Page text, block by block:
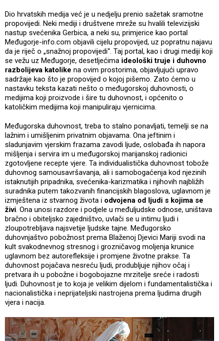
Dio hrvatskih medija već je u nedjelju prenio sažetak sramotne
propovijedi. Neki mediji i društvene mreže su hvalili televizijski
nastup svećenika Gerbica, a neki su, primjerice kao portal
Međugorje-info.com objavili cijelu propovijed, uz popratnu najavu
da je riječ o „snažnoj propovijedi“. Taj portal, kao i drugi mediji koji
se vežu uz Međugorje, desetljećima ideološki truje i duhovno
razbolijeva katolike na ovim prostorima, objavljujući upravo
sadržaje kao što je propovijed o kojoj pišemo. Zato ćemo u
nastavku teksta kazati nešto o međugorskoj duhovnosti, o
medijima koji proizvode i šire tu duhovnost, i općenito o
katoličkim medijima koji manipuliraju vjernicima.
Međugorska duhovnost, treba to stalno ponavljati, temelji se na
lažnim i umišljenim privatnim objavama. Ona jeftinim i
sladunjavim vjerskim frazama zavodi ljude, oslobađa ih napora
mišljenja i servira im u međugorskoj marijanskoj radionici
zgotovljene recepte vjere. Ta individualistička duhovnost tobože
duhovnog samousavršavanja, ali i samobogaćenja kod njezinih
istaknutijih pripadnika, svećenika-karizmatika i njihovih najbližih
suradnika putem takozvanih financijskih blagoslova, uglavnom je
izmještena iz stvarnog života i odvojena od ljudi s kojima se
živi. Ona unosi razdore i podjele u međuljudske odnose, uništava
bračno i obiteljsko zajedništvo, uvlači se u intimu ljudi i
zloupotrebljava najsvetije ljudske tajne. Međugorsko
duhovnjaštvo pobožnost prema Blaženoj Djevici Mariji svodi na
kult svakodnevnog stresnog i grozničavog moljenja krunice
uglavnom bez autorefleksije i promjene životne prakse. Ta
duhovnost pojačava nesreću ljudi, produbljuje njihov očaj i
pretvara ih u pobožne i bogobojazne mrzitelje sreće i radosti
ljudi. Duhovnost je to koja je velikim dijelom i fundamentalistička i
nacionalistička i neprijateljski nastrojena prema ljudima drugih
vjera i nacija.